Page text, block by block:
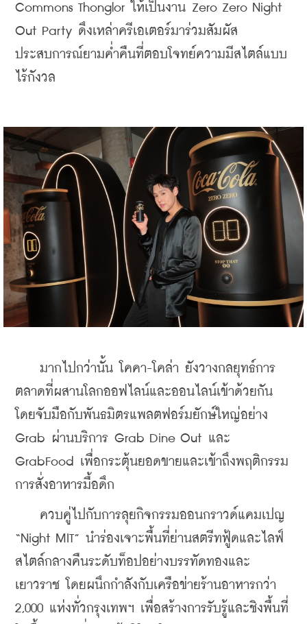
Commons Thonglor ให้เป็นงาน Zero Zero Night
Out Party ดึงเหล่าครีเอเตอร์มาร่วมสัมผัส
ประสบการณ์ยามค่ำคืนที่ตอบโจทย์ความมีสไตล์แบบ
ไร้กังวล
มากไปกว่านั้น โคคา-โคล่า ยังวางกลยุทธ์การ
ตลาดที่ผสานโลกออฟไลน์และออนไลน์เข้าด้วยกัน
โดยจับมือกับพันธมิตรแพลตฟอร์มยักษ์ใหญ่อย่าง
Grab ผ่านบริการ Grab Dine Out และ
GrabFood เพื่อกระตุ้นยอดขายและเข้าถึงพฤติกรรม
การสั่งอาหารมื้อดึก
ควบคู่ไปกับการลุยกิจกรรมออนกราวด์แคมเปญ
“Night MIT” นำร่องเจาะพื้นที่ย่านสตรีทฟู้ดและไลฟ์
สไตล์กลางคืนระดับท็อปอย่างบรรทัดทองและ
เยาวราช โดยผนึกกำลังกับเครือข่ายร้านอาหารกว่า
2,000 แห่งทั่วกรุงเทพฯ เพื่อสร้างการรับรู้และชิงพื้นที่